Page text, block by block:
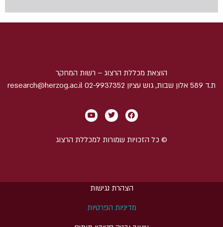
הוצאת מכללת הרצוג – רשות המחקר
ת.ד 589 אלון שבות, גוש עציון 02-9937352 research@herzog.ac.il
© כל הזכויות שמורות למכללת הרצוג
הצהרת נגישות
מדיניות הפרטיות